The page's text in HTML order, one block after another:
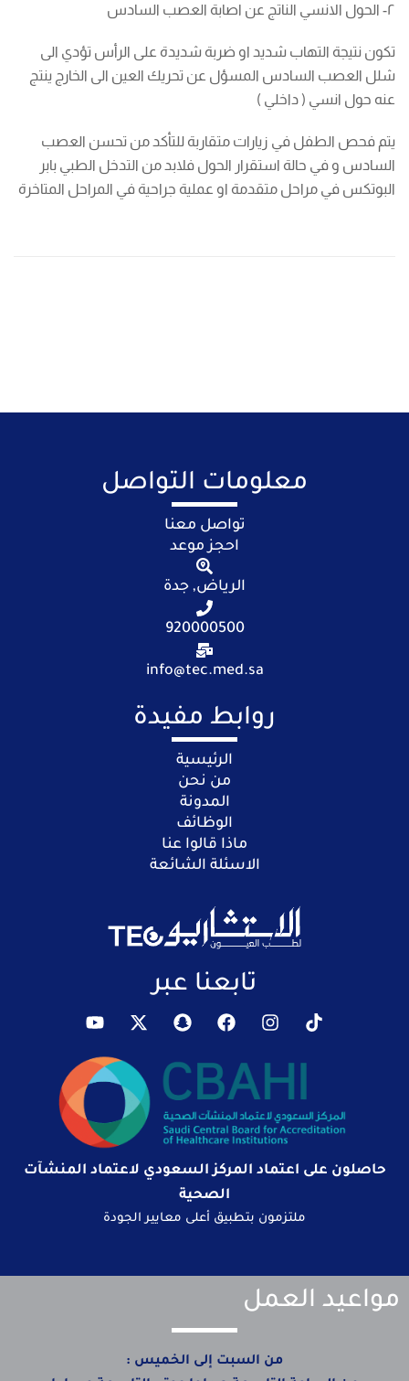
٢- الحول الانسي الناتج عن اصابة العصب السادس
تكون نتيجة التهاب شديد او ضربة شديدة على الرأس تؤدي الى
شلل العصب السادس المسؤل عن تحريك العين الى الخارج ينتج
عنه حول انسي ( داخلي )
يتم فحص الطفل في زيارات متقاربة للتأكد من تحسن العصب
السادس و في حالة استقرار الحول فلابد من التدخل الطبي بابر
البوتكس في مراحل متقدمة او عملية جراحية في المراحل المتاخرة
معلومات التواصل
تواصل معنا
احجز موعد
الرياض, جدة
920000500
info@tec.med.sa
روابط مفيدة
الرئيسية
من نحن
المدونة
الوظائف
ماذا قالوا عنا
الاسئلة الشائعة
تابعنا عبر
حاصلون على اعتماد المركز السعودي لاعتماد المنشآت
الصحية
ملتزمون بتطبيق أعلى معايير الجودة
مواعيد العمل
من السبت إلى الخميس :